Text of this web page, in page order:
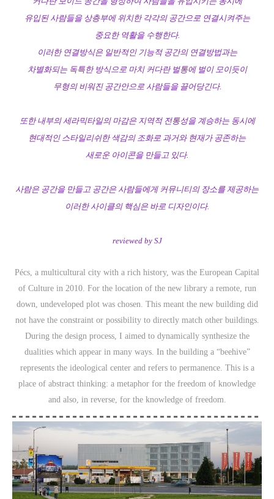
유입된 사람들을 상층부에 위치한 각각의 공간으로 연결시켜주는
중요한 역활을 수행한다.
이러한 연결방식은 일반적인 기능적 공간의 연결방법과는
차별화되는 독특한 방식으로 마치 커다란 벌통에 벌이 모이듯이
무형의 비워진 공간안으로 사람들을 끌어당긴다.
또한 내부의 세라믹타일의 마감은 지역적 전통성을 계승하는 동시에
현대적인 스타일리쉬한 색감의 조화로 과거와 현재가 공존하는
새로운 아이콘을 만들고 있다.
사람은 공간을 만들고 공간은 사람들에게 커뮤니티의 장소를 제공하는
이러한 사이클의 핵심은 바로 디자인이다.
reviewed by SJ
Pécs, a multicultural city with a rich history, was the European Capital
of Culture in 2010. For the location of the new library a remote, run
down, undeveloped plot was chosen. This meant the new building did
not have the constraint or possibility to directly match other buildings.
During the design process, I aimed to dynamically synthesize the
dualities which appear in many ways. In the building a “beehive”
represents the ideological center and refers to permanence. This is a
place of abstract thinking: a metaphor for the freedom of knowledge
and also, in reverse, for the knowledge of freedom.